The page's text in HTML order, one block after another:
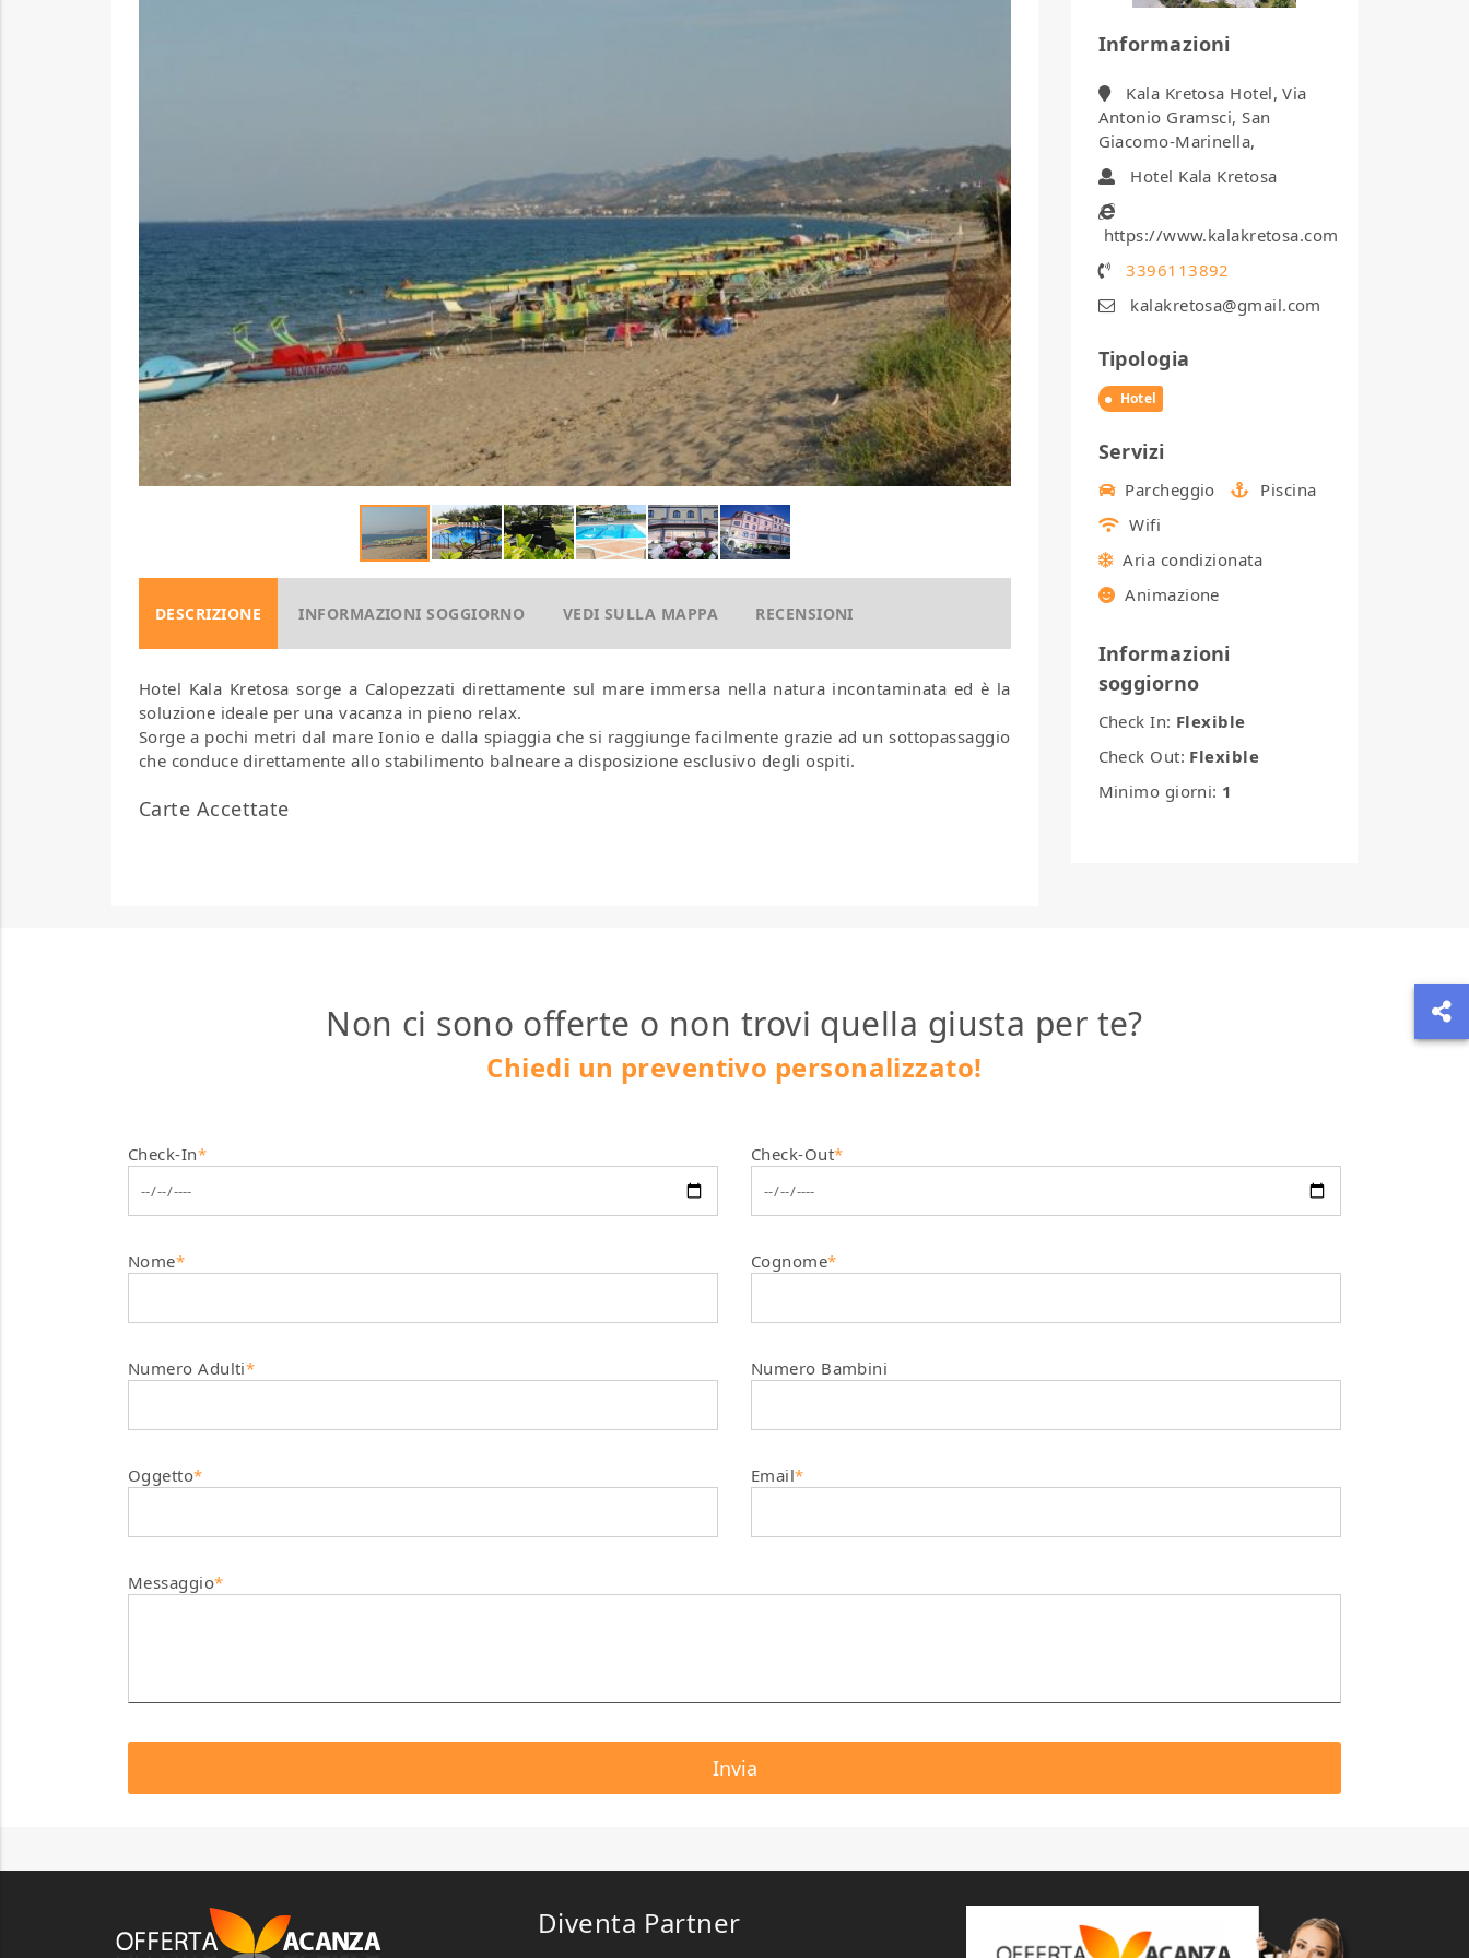
Informazioni
Kala Kretosa Hotel, Via
Antonio Gramsci, San
Giacomo-Marinella,
Hotel Kala Kretosa
https://www.kalakretosa.com
3396113892
kalakretosa@gmail.com
Tipologia
Hotel
Servizi
Parcheggio
Piscina
Wifi
Aria condizionata
Animazione
Informazioni
soggiorno
Check In: Flexible
Check Out: Flexible
Minimo giorni: 1
DESCRIZIONE INFORMAZIONI SOGGIORNO VEDI SULLA MAPPA RECENSIONI
Hotel Kala Kretosa sorge a Calopezzati direttamente sul mare immersa nella natura incontaminata ed è la
soluzione ideale per una vacanza in pieno relax.
Sorge a pochi metri dal mare Ionio e dalla spiaggia che si raggiunge facilmente grazie ad un sottopassaggio
che conduce direttamente allo stabilimento balneare a disposizione esclusivo degli ospiti.
Carte Accettate
Non ci sono offerte o non trovi quella giusta per te?
Chiedi un preventivo personalizzato!
Check-In* Check-Out*
Nome* Cognome*
Numero Adulti* Numero Bambini
Oggetto* Email*
Messaggio*
Diventa Partner